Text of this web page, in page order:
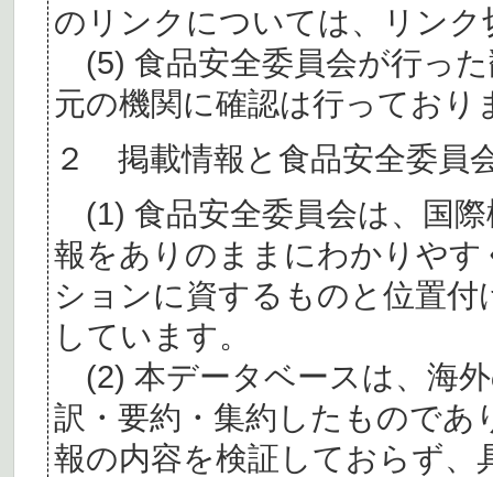
のリンクについては、リン
(5) 食品安全委員会が行っ
元の機関に確認は行っており
２ 掲載情報と食品安全委員
(1) 食品安全委員会は、国
報をありのままにわかりや
ションに資するものと位置
しています。
(2) 本データベースは、海
訳・要約・集約したものであ
報の内容を検証しておらず、